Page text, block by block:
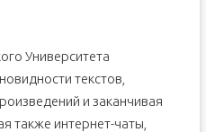
Университета
текстов,
и заканчивая
также интернет-чаты,